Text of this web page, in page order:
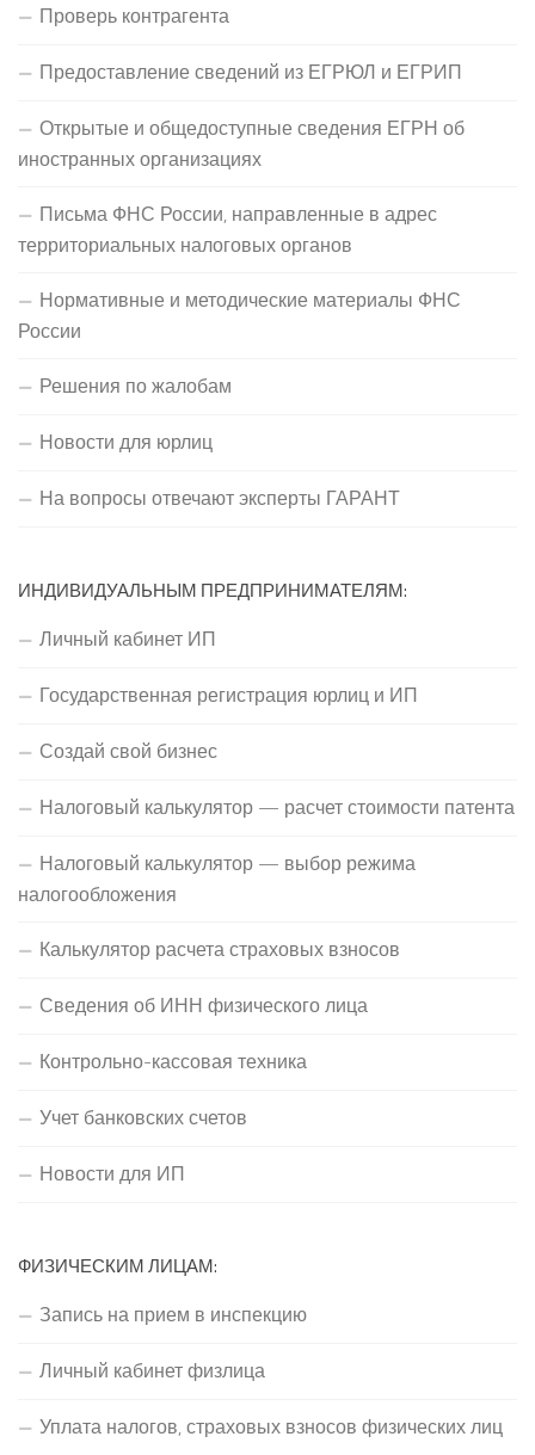
Проверь контрагента
Предоставление сведений из ЕГРЮЛ и ЕГРИП
Открытые и общедоступные сведения ЕГРН об
иностранных организациях
Письма ФНС России, направленные в адрес
территориальных налоговых органов
Нормативные и методические материалы ФНС
России
Решения по жалобам
Новости для юрлиц
На вопросы отвечают эксперты ГАРАНТ
ИНДИВИДУАЛЬНЫМ ПРЕДПРИНИМАТЕЛЯМ:
Личный кабинет ИП
Государственная регистрация юрлиц и ИП
Создай свой бизнес
Налоговый калькулятор — расчет стоимости патента
Налоговый калькулятор — выбор режима
налогообложения
Калькулятор расчета страховых взносов
Сведения об ИНН физического лица
Контрольно-кассовая техника
Учет банковских счетов
Новости для ИП
ФИЗИЧЕСКИМ ЛИЦАМ:
Запись на прием в инспекцию
Личный кабинет физлица
Уплата налогов, страховых взносов физических лиц